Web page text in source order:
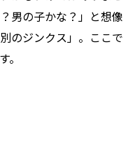
男の子かな？」と想像
のジンクス」。ここで